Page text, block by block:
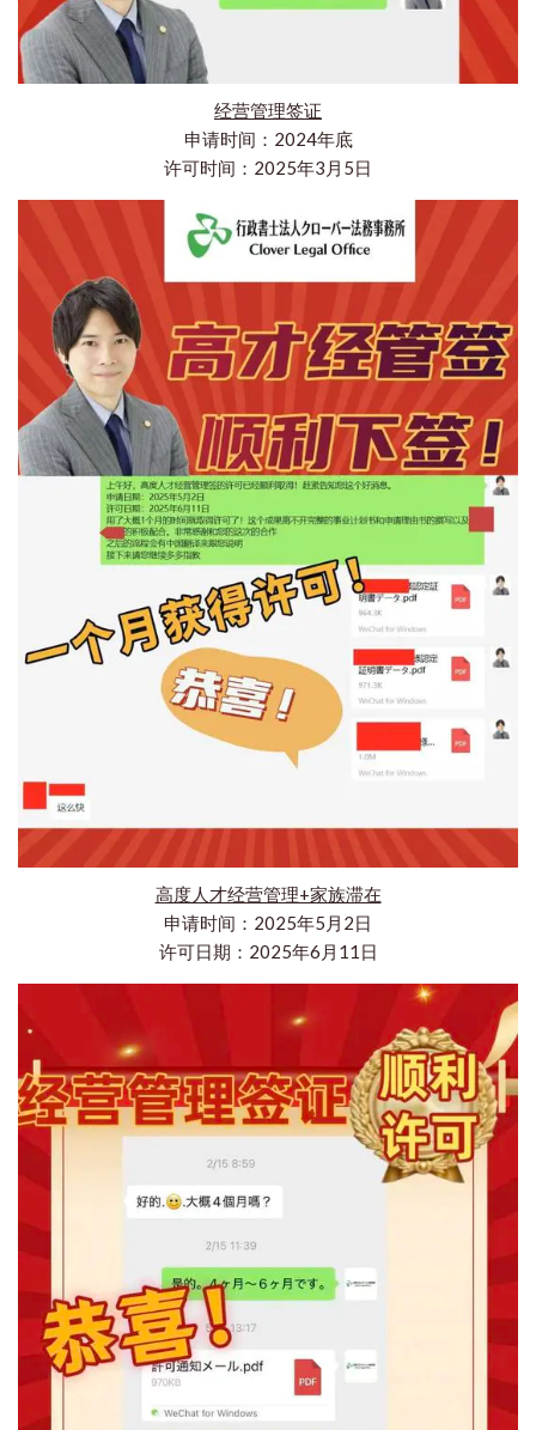
经营管理签证
申请时间：2024年底
许可时间：2025年3月5日
高度人才经营管理+家族滞在
申请时间：2025年5月2日
许可日期：2025年6月11日